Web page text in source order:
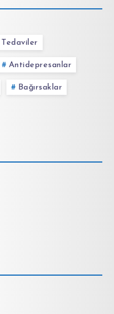
Antidepresanlar
Bağırsaklar